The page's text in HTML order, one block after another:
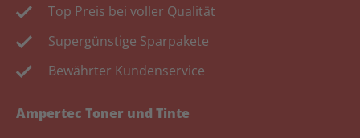
Top Preis bei voller Qualität
Supergünstige Sparpakete
Bewährter Kundenservice
Ampertec Toner und Tinte